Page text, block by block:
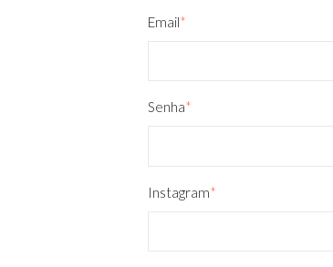
Email*
Senha*
Instagram*